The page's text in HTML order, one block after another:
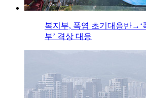
복지부, 폭염 초기대응반→‘
부’ 격상 대응